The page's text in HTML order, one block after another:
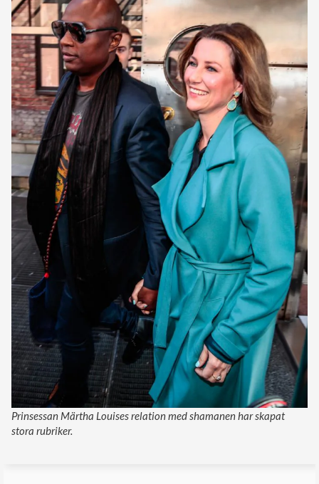
Prinsessan Märtha Louises relation med shamanen har skapat
stora rubriker.